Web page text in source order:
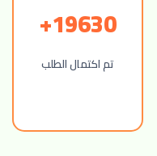
19630+
تم اكتمال الطلب